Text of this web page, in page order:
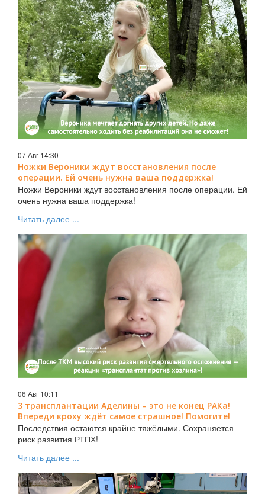
07 Авг 14:30
Ножки Вероники ждут восстановления после
операции. Ей очень нужна ваша поддержка!
Ножки Вероники ждут восстановления после операции. Ей
очень нужна ваша поддержка!
Читать далее ...
06 Авг 10:11
3 трансплантации Аделины – это не конец РАКа!
Впереди кроху ждёт самое страшное! Помогите!
Последствия остаются крайне тяжёлыми. Сохраняется
риск развития РТПХ!
Читать далее ...